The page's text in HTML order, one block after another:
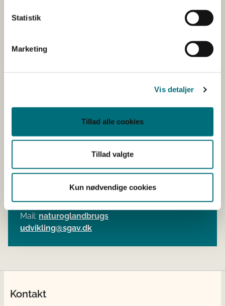
Statistik
Marketing
Vis detaljer
Tillad alle cookies
Tillad valgte
Kun nødvendige cookies
Bekendtgørelse af lov om jordfordeling og
(jordfordelingsloven) (LBK nr. 1051 af
Behandling af personoplysninger i jordfordeling
Kontakt
Natur- & Landbrugsudvikling
Tlf: 33 95 80 00
Mail: naturoglandbrugs
udvikling@sgav.dk
Kontakt